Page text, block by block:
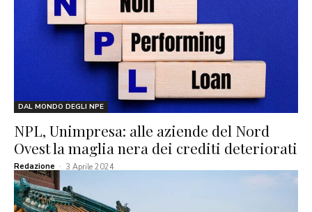
DAL MONDO DEGLI NPE
NPL, Unimpresa: alle aziende del Nord
Ovest la maglia nera dei crediti deteriorati
Redazione - 3 Aprile 2024